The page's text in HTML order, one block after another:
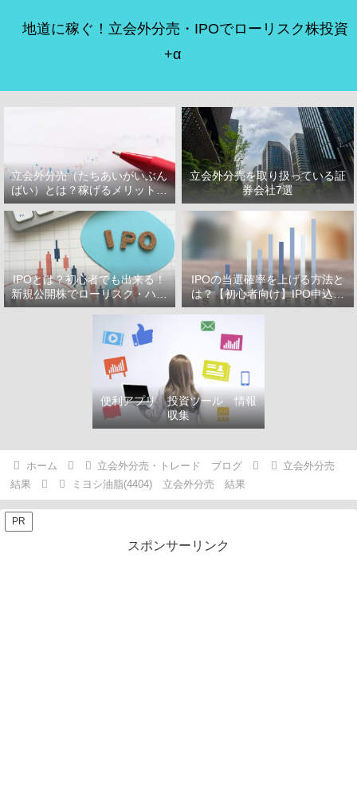
地道に稼ぐ！立会外分売・IPOでローリスク株投資
+α
立会外分売（たちあいがいぶん
ばい）とは？稼げるメリット・
デメリット
立会外分売を取り扱っている証
券会社7選
IPOとは？初心者でも出来る！
新規公開株でローリスク・ハイ
リターン投資をはじめよう！
IPOの当選確率を上げる方法と
は？【初心者向け】IPO申込で
選ぶべき証券会社
便利アプリ 投資ツール 情報
収集
ホーム 立会外分売・トレード ブログ
立会外分売
結果
ミヨシ油脂(4404) 立会外分売 結果
PR
スポンサーリンク